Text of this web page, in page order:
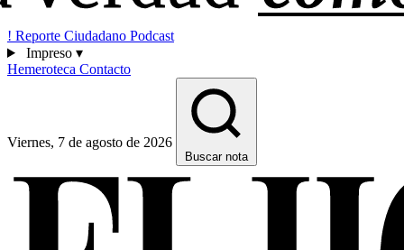
! Reporte Ciudadano Podcast
Impreso ▾
Hemeroteca Contacto
Viernes, 7 de agosto de 2026
Buscar nota